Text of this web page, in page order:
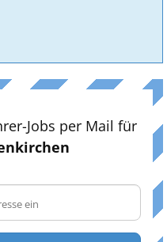
Jobs per Mail für